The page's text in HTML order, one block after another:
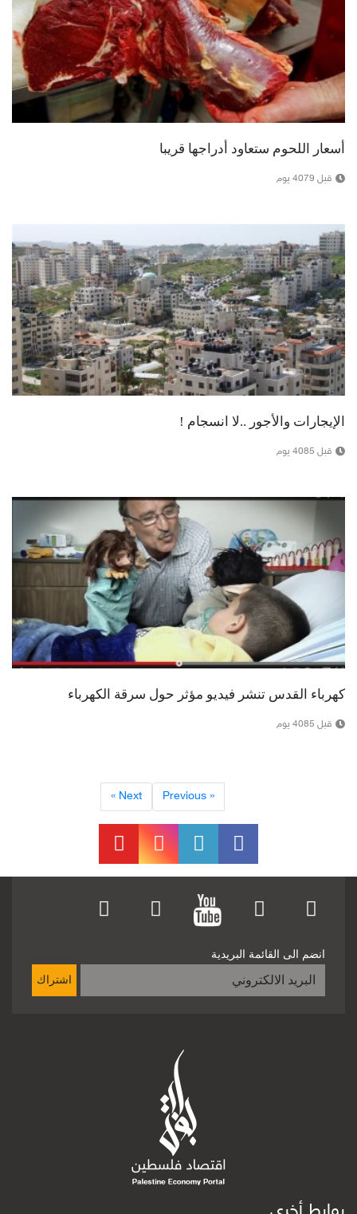
أسعار اللحوم ستعاود أدراجها قريبا
قبل 4079 يوم
الإيجارات والأجور ..لا انسجام !
قبل 4085 يوم
كهرباء القدس تنشر فيديو مؤثر حول سرقة الكهرباء
قبل 4085 يوم
« Previous
Next »
انضم الى القائمة البريدية
اشتراك